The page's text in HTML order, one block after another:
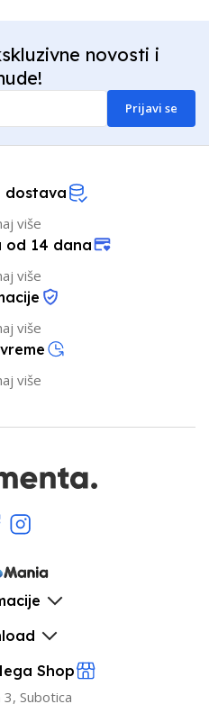
novosti i
Prijavi se
dostava
više
od 14 dana
više
više
više
Shop
Subotica